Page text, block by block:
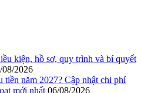
kiện, hồ sơ, quy trình và bí quyết
08/2026
tiền năm 2027? Cập nhật chi phí
mới nhất 06/08/2026